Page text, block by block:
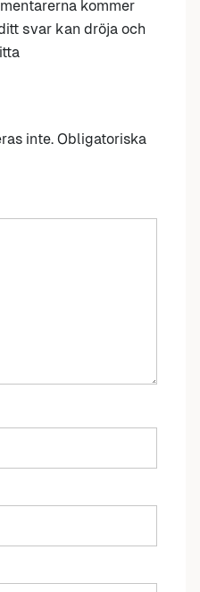
kommer
svar kan dröja och
inte. Obligatoriska